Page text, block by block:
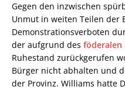
Gegen den inzwischen
Unmut in weiten Teilen der
Demonstrationsverboten
der aufgrund des föderalen
Ruhestand zurückgerufen
Bürger nicht abhalten und
der Provinz. Williams hatte